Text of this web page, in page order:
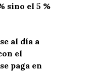
sino el 5 %
al día a
el
paga en